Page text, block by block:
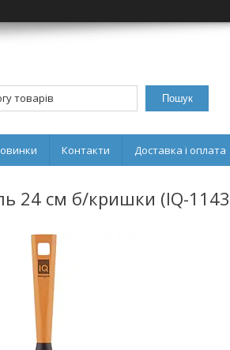
Пошук
Контакти Доставка і оплата
24 см б/кришки (IQ-